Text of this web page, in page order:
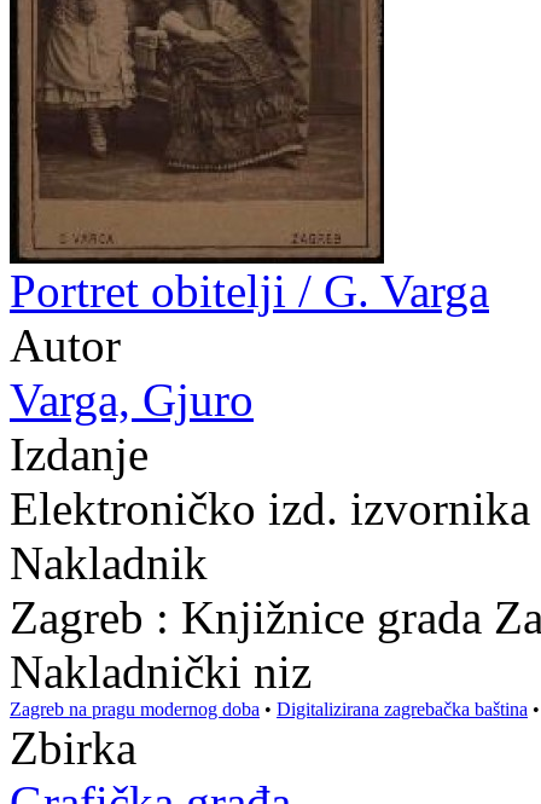
Portret obitelji / G. Varga
Autor
Varga, Gjuro
Izdanje
Elektroničko izd. izvornika
Nakladnik
Zagreb : Knjižnice grada
Nakladnički niz
Zagreb na pragu modernog doba • Digitalizirana zagrebačka baština
Zbirka